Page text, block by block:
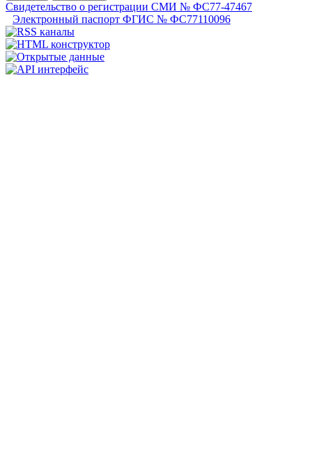
Свидетельство о регистрации СМИ № ФС77-47467
Электронный паспорт ФГИС № ФС77110096